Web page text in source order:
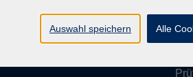
Di
Mi
Do
Auswahl speichern Alle